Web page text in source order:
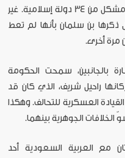
2015، عن إنشاء “تحالف مضاد للإرهاب” مشكل من 34 دولة إسلامية. غير
ذكرها بن سلمان بأنها لم تعط
مرة أخرى.
بالجانبين، سمحت الحكومة
في مايو/أيار 2016 لقائد أركانها راحيل شريف، الذي كان قد
العسكرية للتحالف. وهكذا
الجوهرية بينهما.
مع العربية السعودية أحد